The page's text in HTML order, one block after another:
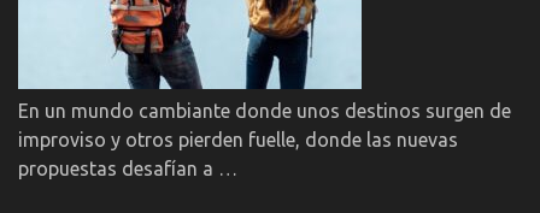
En un mundo cambiante donde unos destinos surgen de
improviso y otros pierden fuelle, donde las nuevas
propuestas desafían a …